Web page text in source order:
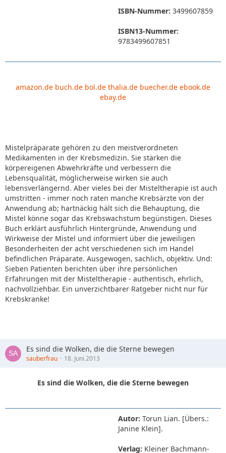
ISBN-Nummer: 3499607859
ISBN13-Nummer:
9783499607851
amazon.de buch.de bol.de thalia.de buecher.de ebook.de
ebay.de
Mistelpräparate gehören zu den meistverordneten
Medikamenten in der Krebsmedizin. Sie stärken die
körpereigenen Abwehrkräfte und verbessern die
Lebensqualität, möglicherweise wirken sie auch
lebensverlängernd. Aber vieles bei der Misteltherapie ist auch
umstritten - immer noch raten manche Krebsärzte von der
Anwendung ab; hartnäckig hält sich die Behauptung, die
Mistel könne sogar das Krebswachstum begünstigen. Dieses
Buch erklärt ausführlich Hintergründe, Anwendung und
Wirkweise der Mistel und informiert über die jeweiligen
Besonderheiten der acht verschiedenen sich im Handel
befindlichen Präparate. Ausgewogen, sachlich, objektiv. Und:
Sieben Patienten berichten über ihre persönlichen
Erfahrungen mit der Misteltherapie - authentisch, ehrlich,
nachvollziehbar. Ein unverzichtbarer Ratgeber nicht nur für
Krebskranke!
Es sind die Wolken, die die Sterne bewegen
sauberfrau 18. Juni 2013
Es sind die Wolken, die die Sterne bewegen
Autor: Torun Lian. [Übers.:
Janine Klein].
Verlag: Kleiner Bachmann-